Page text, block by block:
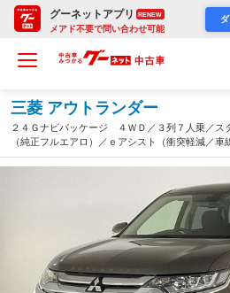
グーネットアプリ RENEW
メアド不要で問い合わせ可能
三菱 アウトランダー
２４Ｇナビパッケージ ４ＷＤ／３列７人乗／ス
（純正フルエアロ）／ｅアシスト（衝突軽減／車
ダークルコン）／パワーＢドア／ＬＥＤヘッド／
ＭＣＳナビ／サイド・リアビューモニター（埼玉